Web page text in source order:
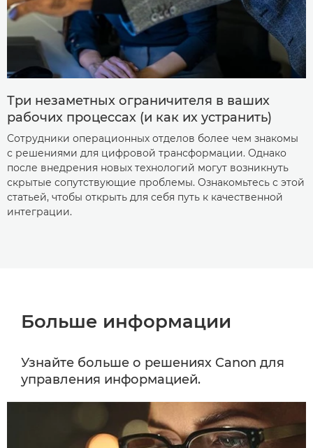
Три незаметных ограничителя в ваших
рабочих процессах (и как их устранить)
Сотрудники операционных отделов более чем знакомы
с решениями для цифровой трансформации. Однако
после внедрения новых технологий могут возникнуть
скрытые сопутствующие проблемы. Ознакомьтесь с этой
статьей, чтобы открыть для себя путь к качественной
интеграции.
Больше информации
Узнайте больше о решениях Canon для
управления информацией.